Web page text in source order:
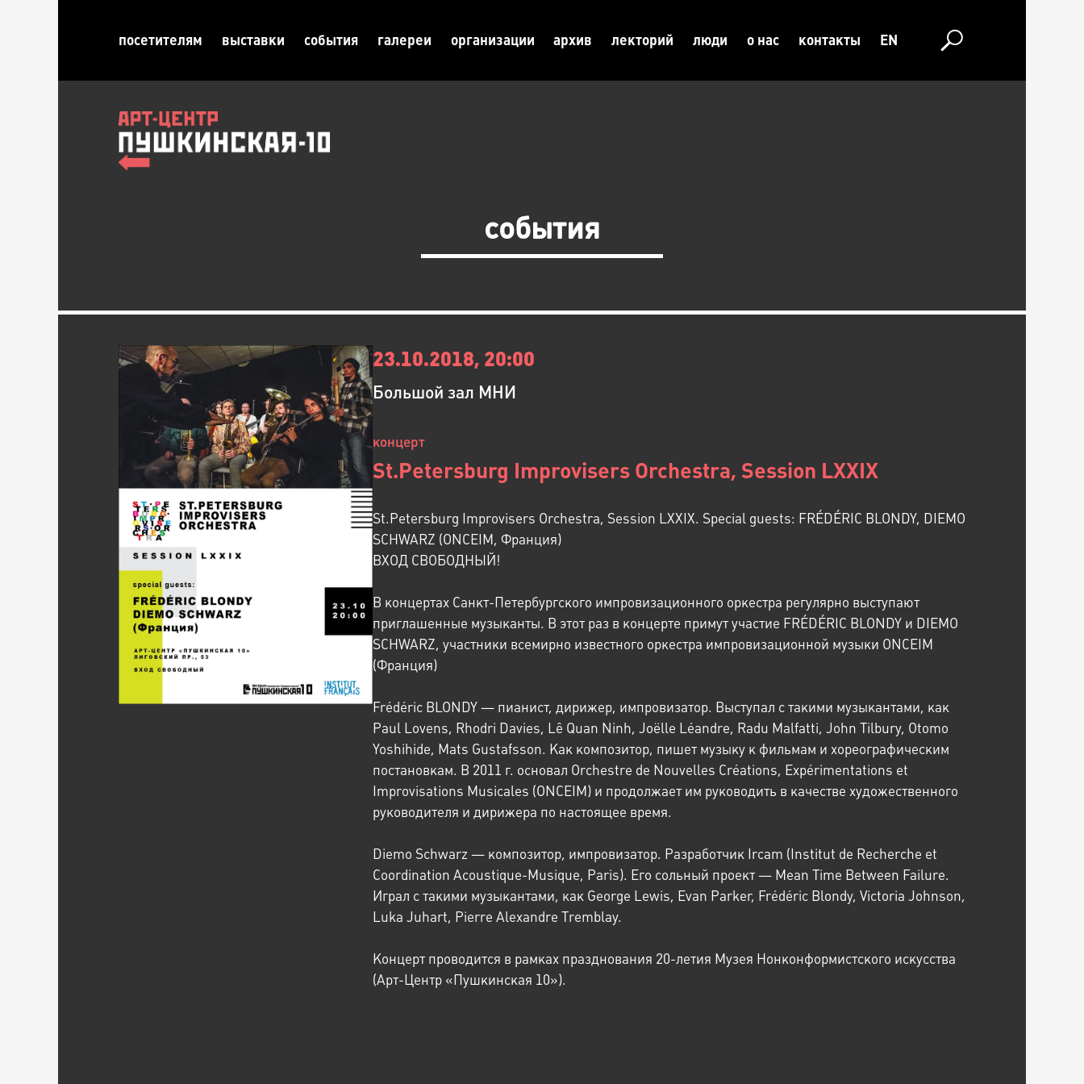
посетителям выставки события галереи организации архив лекторий люди о нас контакты EN
события
23.10.2018, 20:00
Большой зал МНИ
концерт
St.Petersburg Improvisers Orchestra, Session LXXIX
St.Petersburg Improvisers Orchestra, Session LXXIX. Special guests: FRÉDÉRIC BLONDY, DIEMO
SCHWARZ (ONCEIM, Франция)
ВХОД СВОБОДНЫЙ!
В концертах Санкт-Петербургского импровизационного оркестра регулярно выступают
приглашенные музыканты. В этот раз в концерте примут участие FRÉDÉRIC BLONDY и DIEMO
SCHWARZ, участники всемирно известного оркестра импровизационной музыки ONCEIM
(Франция)
Frédéric BLONDY — пианист, дирижер, импровизатор. Выступал с такими музыкантами, как
Paul Lovens, Rhodri Davies, Lê Quan Ninh, Joëlle Léandre, Radu Malfatti, John Tilbury, Otomo
Yoshihide, Mats Gustafsson. Как композитор, пишет музыку к фильмам и хореографическим
постановкам. В 2011 г. основал Orchestre de Nouvelles Créations, Expérimentations et
Improvisations Musicales (ONCEIM) и продолжает им руководить в качестве художественного
руководителя и дирижера по настоящее время.
Diemo Schwarz — композитор, импровизатор. Разработчик Ircam (Institut de Recherche et
Coordination Acoustique-Musique, Paris). Его сольный проект — Mean Time Between Failure.
Играл с такими музыкантами, как George Lewis, Evan Parker, Frédéric Blondy, Victoria Johnson,
Luka Juhart, Pierre Alexandre Tremblay.
Концерт проводится в рамках празднования 20-летия Музея Нонконформистского искусства
(Арт-Центр «Пушкинская 10»).